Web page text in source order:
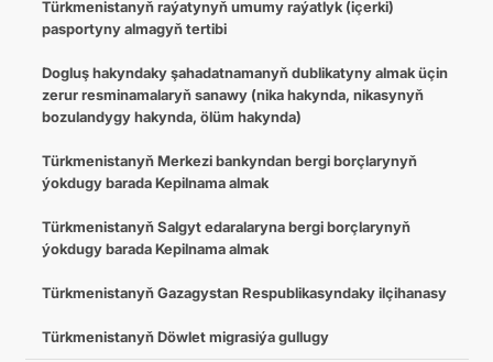
Türkmenistanyň raýatynyň umumy raýatlyk (içerki)
pasportyny almagyň tertibi
Dogluş hakyndaky şahadatnamanyň dublikatyny almak üçin
zerur resminamalaryň sanawy (nika hakynda, nikasynyň
bozulandygy hakynda, ölüm hakynda)
Türkmenistanyň Merkezi bankyndan bergi borçlarynyň
ýokdugy barada Kepilnama almak
Türkmenistanyň Salgyt edaralaryna bergi borçlarynyň
ýokdugy barada Kepilnama almak
Türkmenistanyň Gazagystan Respublikasyndaky ilçihanasy
Türkmenistanyň Döwlet migrasiýa gullugy